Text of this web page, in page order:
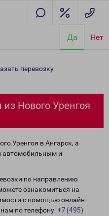
Да Нет
перевозку
из Нового Уренгоя
Уренгоя в Ангарск, а
автомобильным и
по направлению
ознакомиться на
с помощью онлайн-
по телефону: +7 (495)